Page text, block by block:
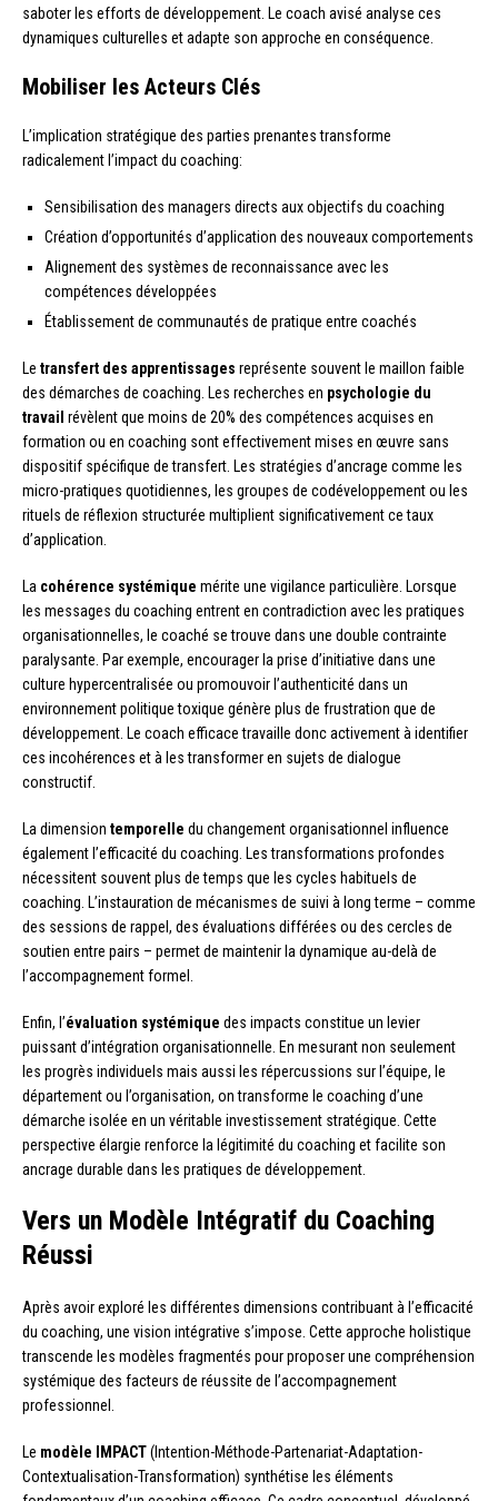
saboter les efforts de développement. Le coach avisé analyse ces
dynamiques culturelles et adapte son approche en conséquence.
Mobiliser les Acteurs Clés
L’implication stratégique des parties prenantes transforme
radicalement l’impact du coaching:
Sensibilisation des managers directs aux objectifs du coaching
Création d’opportunités d’application des nouveaux comportements
Alignement des systèmes de reconnaissance avec les
compétences développées
Établissement de communautés de pratique entre coachés
Le transfert des apprentissages représente souvent le maillon faible
des démarches de coaching. Les recherches en psychologie du
travail révèlent que moins de 20% des compétences acquises en
formation ou en coaching sont effectivement mises en œuvre sans
dispositif spécifique de transfert. Les stratégies d’ancrage comme les
micro-pratiques quotidiennes, les groupes de codéveloppement ou les
rituels de réflexion structurée multiplient significativement ce taux
d’application.
La cohérence systémique mérite une vigilance particulière. Lorsque
les messages du coaching entrent en contradiction avec les pratiques
organisationnelles, le coaché se trouve dans une double contrainte
paralysante. Par exemple, encourager la prise d’initiative dans une
culture hypercentralisée ou promouvoir l’authenticité dans un
environnement politique toxique génère plus de frustration que de
développement. Le coach efficace travaille donc activement à identifier
ces incohérences et à les transformer en sujets de dialogue
constructif.
La dimension temporelle du changement organisationnel influence
également l’efficacité du coaching. Les transformations profondes
nécessitent souvent plus de temps que les cycles habituels de
coaching. L’instauration de mécanismes de suivi à long terme – comme
des sessions de rappel, des évaluations différées ou des cercles de
soutien entre pairs – permet de maintenir la dynamique au-delà de
l’accompagnement formel.
Enfin, l’évaluation systémique des impacts constitue un levier
puissant d’intégration organisationnelle. En mesurant non seulement
les progrès individuels mais aussi les répercussions sur l’équipe, le
département ou l’organisation, on transforme le coaching d’une
démarche isolée en un véritable investissement stratégique. Cette
perspective élargie renforce la légitimité du coaching et facilite son
ancrage durable dans les pratiques de développement.
Vers un Modèle Intégratif du Coaching
Réussi
Après avoir exploré les différentes dimensions contribuant à l’efficacité
du coaching, une vision intégrative s’impose. Cette approche holistique
transcende les modèles fragmentés pour proposer une compréhension
systémique des facteurs de réussite de l’accompagnement
professionnel.
Le modèle IMPACT(Intention-Méthode-Partenariat-Adaptation-
Contextualisation-Transformation) synthétise les éléments